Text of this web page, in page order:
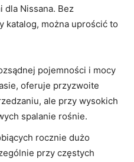
dla Nissana. Bez
katalog, można uprościć to
pojemności i mocy
oferuje przyzwoite
ale przy wysokich
spalanie rośnie.
rocznie dużo
przy częstych